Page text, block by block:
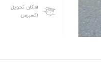
امکان تحویل
اکسپرس